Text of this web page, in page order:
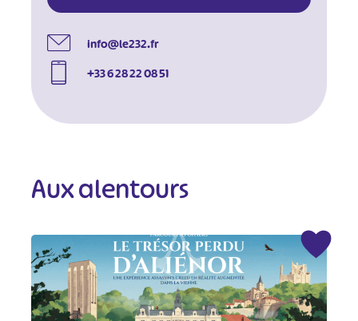
info@le232.fr
+33 6 28 22 08 51
Aux alentours